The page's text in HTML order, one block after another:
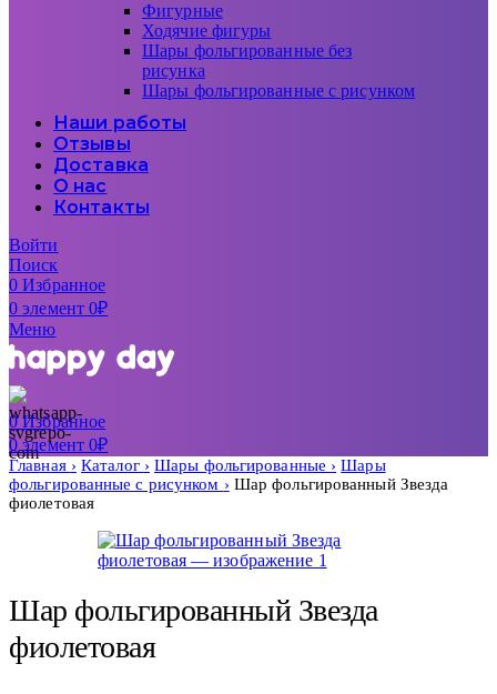
Фигурные
Ходячие фигуры
Шары фольгированные без
рисунка
Шары фольгированные с рисунком
Наши работы
Отзывы
Доставка
О нас
Контакты
Войти
Поиск
0Избранное
0элемент 0₽
Меню
0Избранное
0элемент 0₽
Главная Каталог Шары фольгированные
Шары
фольгированные с рисунком
Шар фольгированный Звезда
фиолетовая
Шар фольгированный Звезда
фиолетовая